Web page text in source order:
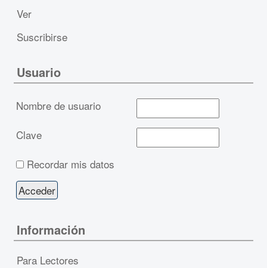
Ver
Suscribirse
Usuario
Nombre de usuario
Clave
Recordar mis datos
Información
Para Lectores